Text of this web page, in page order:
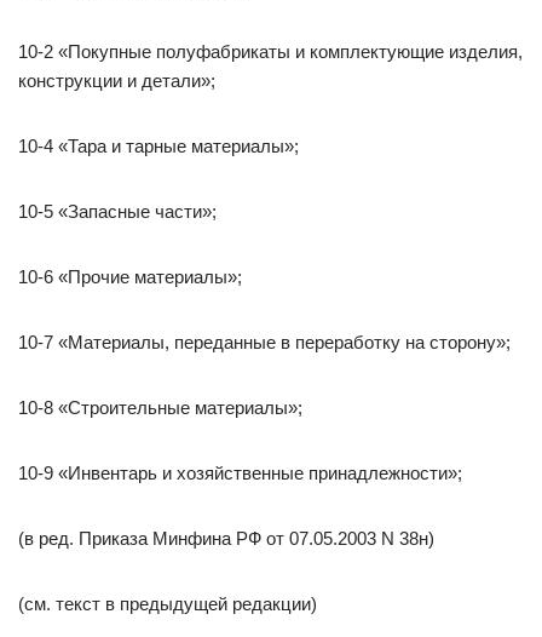
10-2 «Покупные полуфабрикаты и комплектующие изделия,
конструкции и детали»;
10-4 «Тара и тарные материалы»;
10-5 «Запасные части»;
10-6 «Прочие материалы»;
10-7 «Материалы, переданные в переработку на сторону»;
10-8 «Строительные материалы»;
10-9 «Инвентарь и хозяйственные принадлежности»;
(в ред. Приказа Минфина РФ от 07.05.2003 N 38н)
(см. текст в предыдущей редакции)